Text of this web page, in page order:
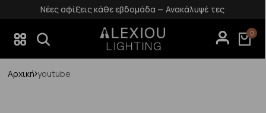
Νέες αφίξεις κάθε εβδομάδα — Ανακάλυψέ τες
0
Αρχική youtube